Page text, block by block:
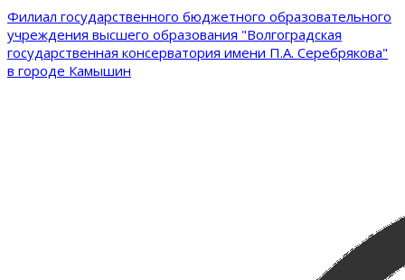
Филиал государственного бюджетного образовательного
учреждения высшего образования "Волгоградская
государственная консерватория имени П.А. Серебрякова"
в городе Камышин